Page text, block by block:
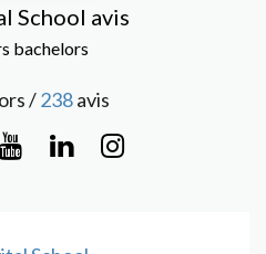
School avis
bachelors
/238avis